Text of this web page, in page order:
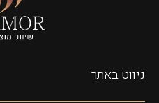
ניווט באתר